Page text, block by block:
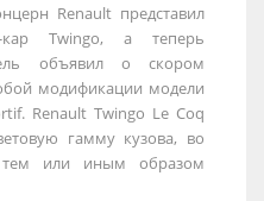
Renault представил
кар Twingo, а теперь
объявил о скором
модификации модели
Renault Twingo Le Coq
гамму кузова, во
тем или иным образом